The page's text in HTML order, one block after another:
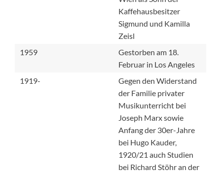
Kaffehausbesitzer
Sigmund und Kamilla
Zeisl
1959
Gestorben am 18.
Februar in Los Angeles
1919-
Gegen den Widerstand
der Familie privater
Musikunterricht bei
Joseph Marx sowie
Anfang der 30er-Jahre
bei Hugo Kauder,
1920/21 auch Studien
bei Richard Stöhr an der